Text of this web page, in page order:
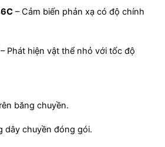
– Cảm biến phản xạ có độ chính
– Phát hiện vật thể nhỏ với tốc độ
băng chuyền.
dây chuyền đóng gói.